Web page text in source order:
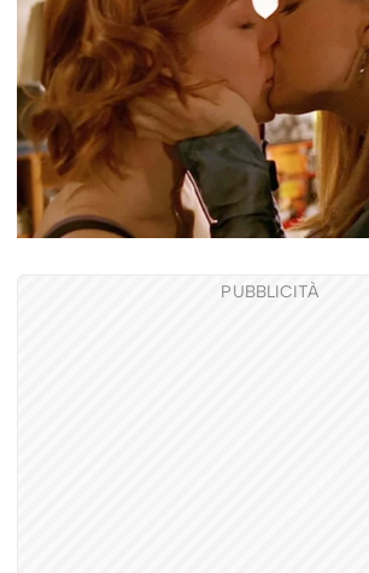
PUBBLICITÀ